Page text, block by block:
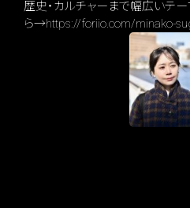
歴史・カルチャーまで幅広いテ
ら→https://foriio.com/minako-